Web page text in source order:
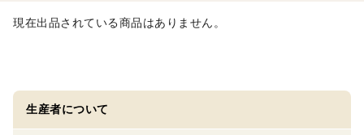
現在出品されている商品はありません。
生産者について